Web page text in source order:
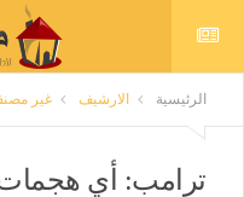
الرئيسية الارشيف غير
ترامب: أي هجمات